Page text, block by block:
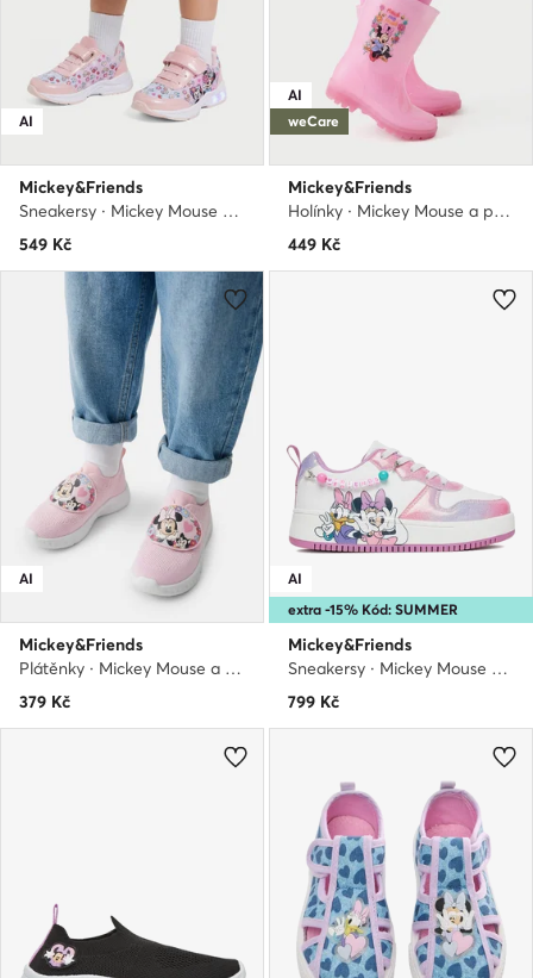
AI
Mickey&Friends
Sneakersy · Mickey Mouse a přátelé · Růžová
549 Kč
AI
weCare
Mickey&Friends
Holínky · Mickey Mouse a přátelé · Růžová
449 Kč
AI
Mickey&Friends
Plátěnky · Mickey Mouse a přátelé · Růžová
379 Kč
extra -15% Kód: SUMMER
AI
Mickey&Friends
Sneakersy · Mickey Mouse a přátelé · Bílá
799 Kč